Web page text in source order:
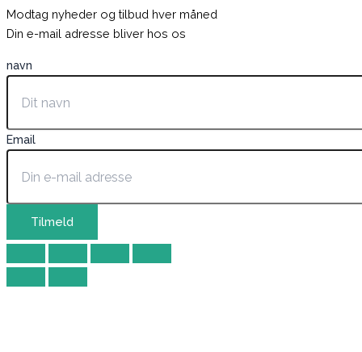
Modtag nyheder og tilbud hver måned
Din e-mail adresse bliver hos os
navn
Email
Tilmeld